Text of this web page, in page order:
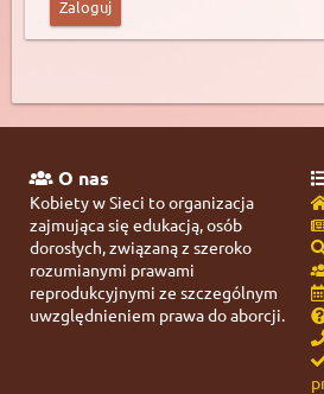
O nas
Kobiety w Sieci to organizacja
zajmująca się edukacją, osób
dorosłych, związaną z szeroko
rozumianymi prawami
reprodukcyjnymi ze szczególnym
uwzględnieniem prawa do aborcji.